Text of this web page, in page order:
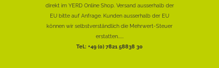
direkt im YERD Online Shop. Versand ausserhalb der
EU bitte auf Anfrage. Kunden ausserhalb der EU
können wir selbstverständlich die Mehrwert-Steuer
erstatten......
Tel.: +49 (0) 7821 58838 30